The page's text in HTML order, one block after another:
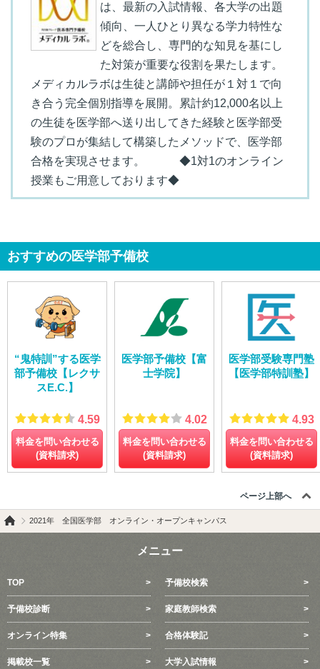
は、最新の入試情報、各大学の出題
傾向、一人ひとり異なる学力特性な
どを総合し、専門的な知見を基にし
た対策が重要な役割を果たします。
メディカルラボは生徒と講師や担任が１対１で向
き合う完全個別指導を展開。累計約12,000名以上
の生徒を医学部へ送り出してきた経験と医学部受
験のプロが集結して構築したメソッドで、医学部
合格を実現させます。 ◆1対1のオンライン
授業もご用意しております◆
おすすめの医学部予備校
“鬼特訓”する医学
部予備校【レクサ
スE.C.】
4.59
料金を問い合わせる
(資料請求)
医学部予備校【富
士学院】
4.02
料金を問い合わせる
(資料請求)
医学部受験専門塾
【医学部特訓塾】
4.93
料金を問い合わせる
(資料請求)
ページ上部へ
2021年 全国医学部 オンライン・オープンキャンパス
メニュー
TOP 予備校検索
予備校診断 家庭教師検索
オンライン特集 合格体験記
掲載校一覧 大学入試情報